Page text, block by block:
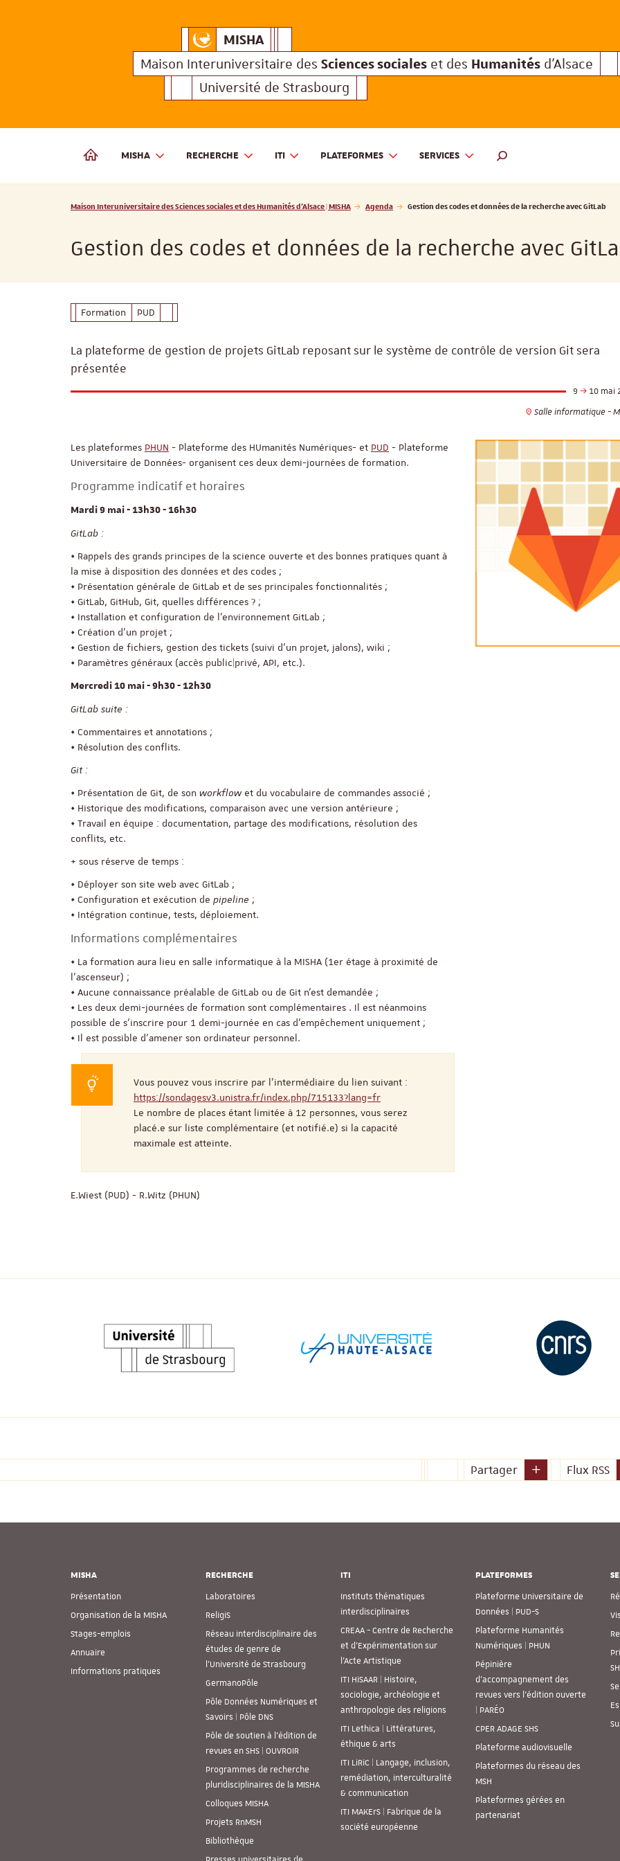
MISHAMaison Interuniversitaire des
Maison Interuniversitaire des Sciences sociales et des Humanités d'Alsace
Université de Strasbourg
MAISON INTERUNIVERSITAIRE DES SCIENCES SOCIALES ET DES HUMANITÉS D'ALSACE | MISHA
MISHA RECHERCHE ITI PLATEFORMES SERVICES
MOTEUR DE RECHERCHE
Maison Interuniversitaire des
Vous êtes ici :
Maison Interuniversitaire des Sciences sociales et des Humanités d'Alsace | MISHA Agenda Gestion des codes et données de la recherche avec GitLab
Gestion des codes et données de la recherche avec
Formation PUD
La plateforme de gestion de projets GitLab reposant sur le système de contrôle de version Git sera
présentée
9
10 mai
Salle informatique -
Les plateformes PHUN - Plateforme des HUmanités Numériques- et PUD - Plateforme
Universitaire de Données- organisent ces deux demi-journées de formation.
Programme indicatif et horaires
Mardi 9 mai - 13h30 - 16h30
GitLab :
• Rappels des grands principes de la science ouverte et des bonnes pratiques quant à
la mise à disposition des données et des codes ;
• Présentation générale de GitLab et de ses principales fonctionnalités ;
• GitLab, GitHub, Git, quelles différences ? ;
• Installation et configuration de l'environnement GitLab ;
• Création d'un projet ;
• Gestion de fichiers, gestion des tickets (suivi d'un projet, jalons), wiki ;
• Paramètres généraux (accès public|privé, API, etc.).
Mercredi 10 mai - 9h30 - 12h30
GitLab suite :
• Commentaires et annotations ;
• Résolution des conflits.
Git :
• Présentation de Git, de son workflowet du vocabulaire de commandes associé ;
• Historique des modifications, comparaison avec une version antérieure ;
• Travail en équipe : documentation, partage des modifications, résolution des
conflits, etc.
+ sous réserve de temps :
• Déployer son site web avec GitLab ;
• Configuration et exécution de pipeline ;
• Intégration continue, tests, déploiement.
Informations complémentaires
• La formation aura lieu en salle informatique à la MISHA (1er étage à proximité de
l'ascenseur) ;
• Aucune connaissance préalable de GitLab ou de Git n'est demandée ;
• Les deux demi-journées de formation sont complémentaires . Il est néanmoins
possible de s'inscrire pour 1 demi-journée en cas d'empêchement uniquement ;
• Il est possible d'amener son ordinateur personnel.
Vous pouvez vous inscrire par l'intermédiaire du lien suivant :
https://sondagesv3.unistra.fr/index.php/715133?lang=fr
Le nombre de places étant limitée à 12 personnes, vous serez
placé.e sur liste complémentaire (et notifié.e) si la capacité
maximale est atteinte.
E.Wiest (PUD) - R.Witz (PHUN)
Financement
Partager Flux RSS
MISHA
Présentation
Organisation de la MISHA
Stages-emplois
Annuaire
Informations pratiques
RECHERCHE
Laboratoires
ReligiS
Réseau interdisciplinaire des
études de genre de
l’Université de Strasbourg
GermanoPôle
Pôle Données Numériques et
Savoirs | Pôle DNS
Pôle de soutien à l’édition de
revues en SHS | OUVROIR
Programmes de recherche
pluridisciplinaires de la MISHA
Colloques MISHA
Projets RnMSH
Bibliothèque
ITI
Instituts thématiques
interdisciplinaires
CREAA - Centre de Recherche
et d’Expérimentation sur
l’Acte Artistique
ITI HiSAAR | Histoire,
sociologie, archéologie et
anthropologie des religions
ITI Lethica | Littératures,
éthique & arts
ITI LiRiC | Langage, inclusion,
remédiation, interculturalité
& communication
ITI MAKErS | Fabrique de la
société européenne
PLATEFORMES
Plateforme Universitaire de
Données | PUD-S
Plateforme Humanités
Numériques | PHUN
Pépinière
d’accompagnement des
revues vers l’édition ouverte
| PARÉO
CPER ADAGE SHS
Plateforme audiovisuelle
Plateformes du réseau des
MSH
Plateformes gérées en
partenariat